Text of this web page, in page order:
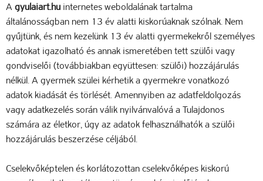
A gyulaiart.hu internetes weboldalának tartalma
általánosságban nem 13 év alatti kiskorúaknak szólnak. Nem
gyűjtünk, és nem kezelünk 13 év alatti gyermekekről személyes
adatokat igazolható és annak ismeretében tett szülői vagy
gondviselői (továbbiakban együttesen: szülői) hozzájárulás
nélkül. A gyermek szülei kérhetik a gyermekre vonatkozó
adatok kiadását és törlését. Amennyiben az adatfeldolgozás
vagy adatkezelés során válik nyilvánvalóvá a Tulajdonos
számára az életkor, úgy az adatok felhasználhatók a szülői
hozzájárulás beszerzése céljából.
Cselekvőképtelen és korlátozottan cselekvőképes kiskorú